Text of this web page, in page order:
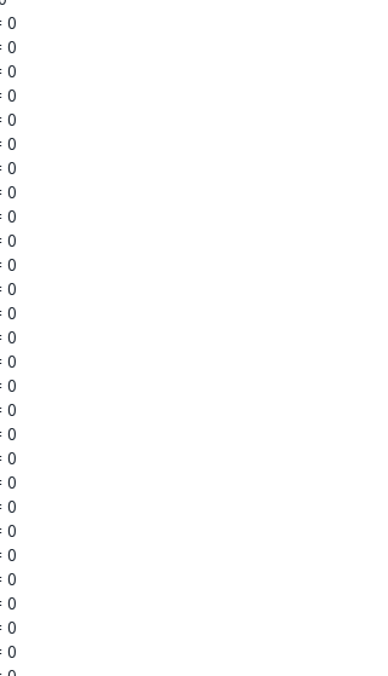
0
0
0
0
0
0
0
0
0
0
0
0
0
0
0
0
0
0
0
0
0
0
0
0
0
0
0